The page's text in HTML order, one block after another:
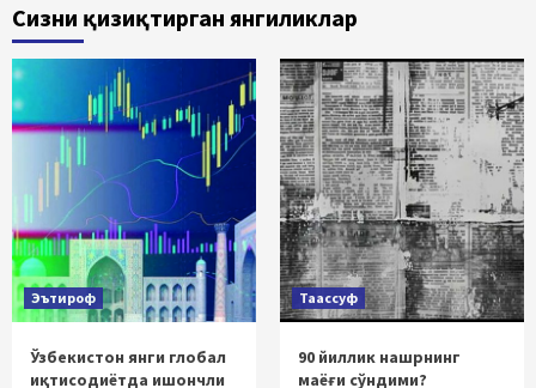
Сизни қизиқтирган янгиликлар
Эътироф
Ўзбекистон янги глобал
иқтисодиётда ишончли
Таассуф
90 йиллик нашрнинг
маёғи сўндими?